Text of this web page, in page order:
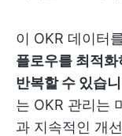
이 OKR 데이터
플로우를 최적
반복할 수 있습
는 OKR 관리는
과 지속적인 개